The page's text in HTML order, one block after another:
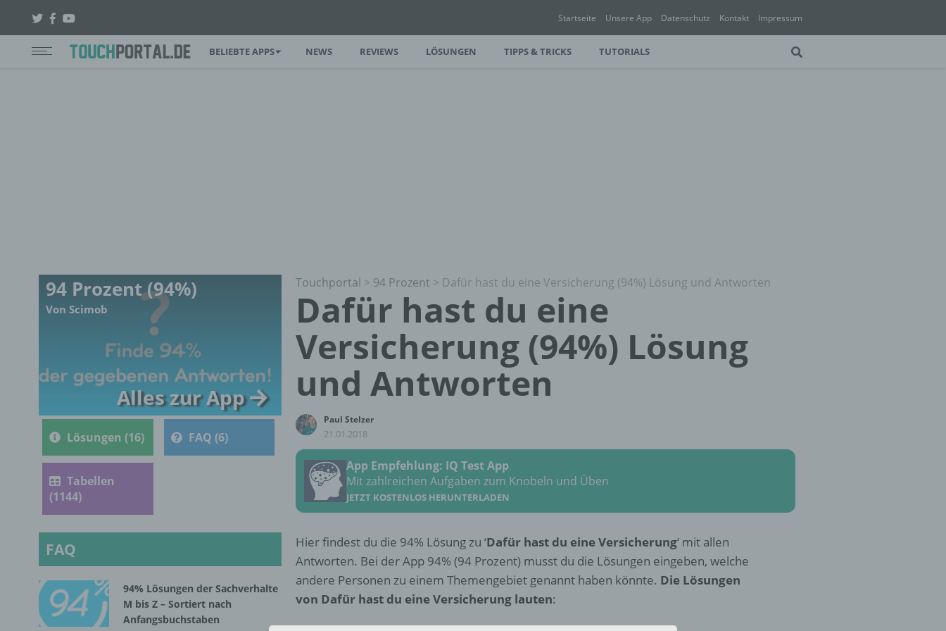
Startseite Unsere App Datenschutz Kontakt Impressum
BELIEBTE APPS NEWS REVIEWS LÖSUNGEN TIPPS & TRICKS TUTORIALS
Touchportal > 94 Prozent > Dafür hast du eine Versicherung (94%) Lösung und Antworten
Dafür hast du eine
Versicherung (94%) Lösung
und Antworten
Paul Stelzer
21.01.2018
App Empfehlung: IQ Test App
Mit zahlreichen Aufgaben zum Knobeln und Üben
JETZT KOSTENLOS HERUNTERLADEN
Hier findest du die 94% Lösung zu ‘Dafür hast du eine Versicherung‘ mit allen
Antworten. Bei der App 94% (94 Prozent) musst du die Lösungen eingeben, welche
andere Personen zu einem Themengebiet genannt haben könnte. Die Lösungen
von Dafür hast du eine Versicherung lauten:
94 Prozent (94%)
Von Scimob
Alles zur App
Lösungen (16) FAQ (6)
Tabellen
(1144)
FAQ
94% Lösungen der Sachverhalte
M bis Z – Sortiert nach
Anfangsbuchstaben